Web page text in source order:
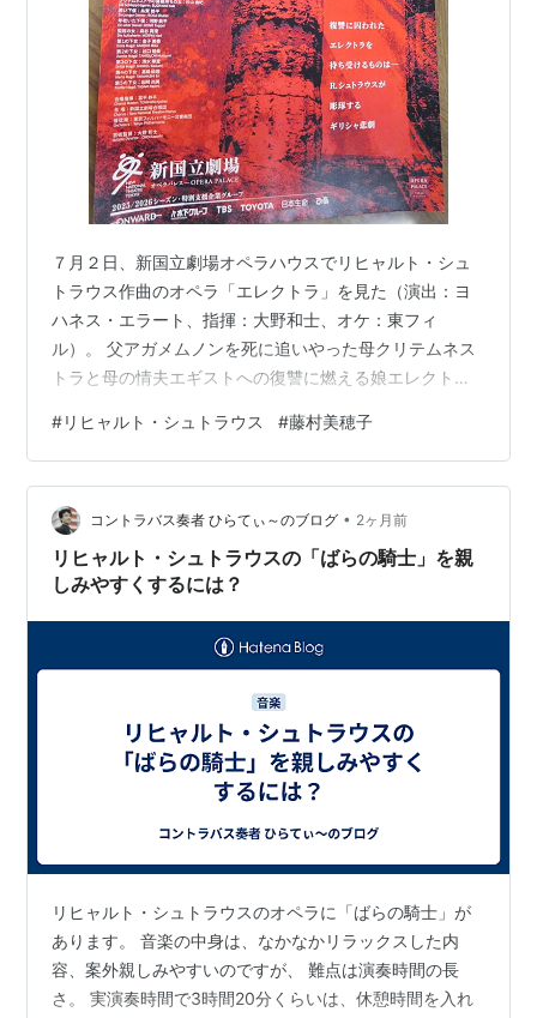
主な歌曲
歌曲集《8つの歌》(献呈｜夜｜万礼節...)
歌曲集《6つの歌》(セれナード｜ひめごと｜舟歌...)
歌曲集《4つの歌》(ツェチーリエ｜明日の歌..)
歌曲集《6つの歌》(夜に｜愛の神...)
映えの中に)
関連
クラシック｜吹奏楽｜オペラ(歌劇)｜楽劇｜管弦楽｜ヴ
ォルフガング・サヴァリッシュ｜クレメンス・クラウス
Strauss,Schwarzko
pf,Ludwig,Sawalisc
発売日:1990/10/25
: 3回
この商品を含むブログを見る
Fischer-
Fuchs,Martin
Finke,Kurt
Moll,Raimund
Grumbach
７月２日、新国立劇場オペラハウスでリヒャルト・シュ
トラウス作曲のオペラ「エレクトラ」を見た（演出：ヨ
ハネス・エラート、指揮：大野和士、オケ：東フィ
ル）。 父アガメムノンを死に追いやった母クリテムネス
トラと母の情夫エギストへの復讐に燃える娘エレクトラ
ュトラウスの傑作。 このオペラは２０２４年４月に東京
文化会館大ホールで演奏会形式でやったのを見た。指揮
はヴァイグレ、オケは読売日響だった。その時の上演が
とても良かったので、ぜひいつか演奏会形式でない本来
の形のオペラを見たいと思っていた。夢がかなっていそ
いそと出かけたが・・。 舞台を囲む三方を少し高くし…
#リヒャルト・シュトラウス #藤村美穂子
コントラバス奏者 ひらてぃ～のブログ • 2ヶ月前
リヒャルト・シュトラウスの「ばらの騎士」を親
しみやすくするには？
リヒャルト・シュトラウスのオペラに「ばらの騎士」が
あります。 音楽の中身は、なかなかリラックスした内
容、案外親しみやすいのですが、 難点は演奏時間の長
さ。 実演奏時間で3時間20分くらいは、休憩時間を入れ